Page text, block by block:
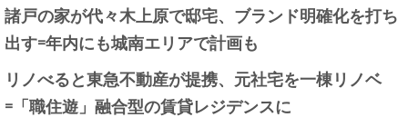
諸戸の家が代々木上原で邸宅、ブランド明確化を打ち
出す=年内にも城南エリアで計画も
リノべると東急不動産が提携、元社宅を一棟リノベ
=「職住遊」融合型の賃貸レジデンスに